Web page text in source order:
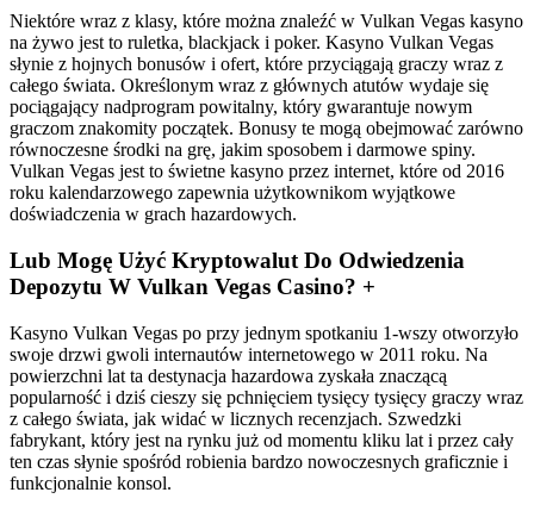
Niektóre wraz z klasy, które można znaleźć w Vulkan Vegas kasyno
na żywo jest to ruletka, blackjack i poker. Kasyno Vulkan Vegas
słynie z hojnych bonusów i ofert, które przyciągają graczy wraz z
całego świata. Określonym wraz z głównych atutów wydaje się
pociągający nadprogram powitalny, który gwarantuje nowym
graczom znakomity początek. Bonusy te mogą obejmować zarówno
równoczesne środki na grę, jakim sposobem i darmowe spiny.
Vulkan Vegas jest to świetne kasyno przez internet, które od 2016
roku kalendarzowego zapewnia użytkownikom wyjątkowe
doświadczenia w grach hazardowych.
Lub Mogę Użyć Kryptowalut Do Odwiedzenia
Depozytu W Vulkan Vegas Casino? +
Kasyno Vulkan Vegas po przy jednym spotkaniu 1-wszy otworzyło
swoje drzwi gwoli internautów internetowego w 2011 roku. Na
powierzchni lat ta destynacja hazardowa zyskała znaczącą
popularność i dziś cieszy się pchnięciem tysięcy tysięcy graczy wraz
z całego świata, jak widać w licznych recenzjach. Szwedzki
fabrykant, który jest na rynku już od momentu kliku lat i przez cały
ten czas słynie spośród robienia bardzo nowoczesnych graficznie i
funkcjonalnie konsol.